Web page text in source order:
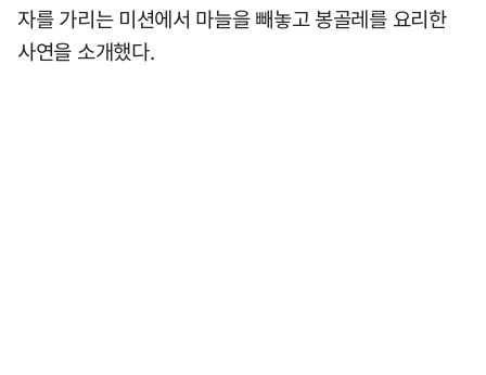
자를 가리는 미션에서 마늘을 빼놓고 봉골레를 요리한
사연을 소개했다.